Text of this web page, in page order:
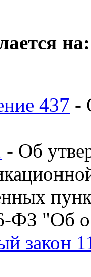
на:
437 -
- Об
ФЗ "Об
закон